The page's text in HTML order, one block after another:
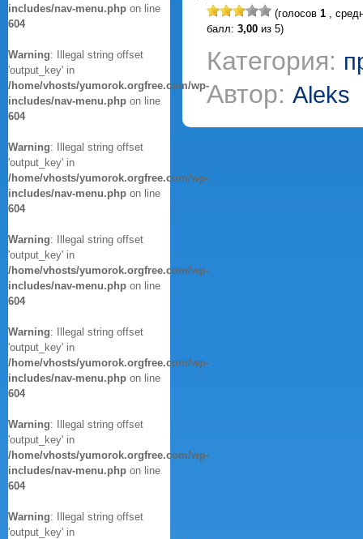
includes/nav-menu.php on line
604
Warning: Illegal string offset
'output_key' in
/home/vhosts/yumorok.orgfree.com/wp-
includes/nav-menu.php on line
604
Warning: Illegal string offset
'output_key' in
/home/vhosts/yumorok.orgfree.com/wp-
includes/nav-menu.php on line
604
Warning: Illegal string offset
'output_key' in
/home/vhosts/yumorok.orgfree.com/wp-
includes/nav-menu.php on line
604
Warning: Illegal string offset
'output_key' in
/home/vhosts/yumorok.orgfree.com/wp-
includes/nav-menu.php on line
604
Warning: Illegal string offset
'output_key' in
/home/vhosts/yumorok.orgfree.com/wp-
includes/nav-menu.php on line
604
Warning: Illegal string offset
'output_key' in
(голосов 1 ,
балл: 3,00 из 5)
Категория:
Автор: Aleks